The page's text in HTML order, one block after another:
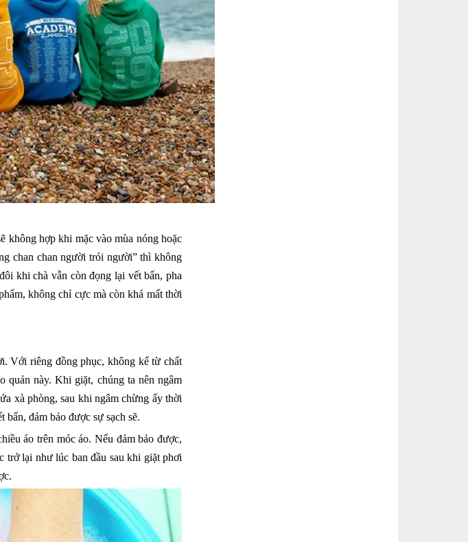
hợp khi mặc vào mùa nóng hoặc
chan chan người trói người” thì không
khi chà vẫn còn đọng lại vết bẩn, pha
không chỉ cực mà còn khá mất thời
Với riêng đồng phục, không kể từ chất
quản này. Khi giặt, chúng ta nên ngâm
xà phòng, sau khi ngâm chừng ấy thời
bẩn, đảm bảo được sự sạch sẽ.
áo trên móc áo. Nếu đảm bảo được,
trở lại như lúc ban đầu sau khi giặt phơi